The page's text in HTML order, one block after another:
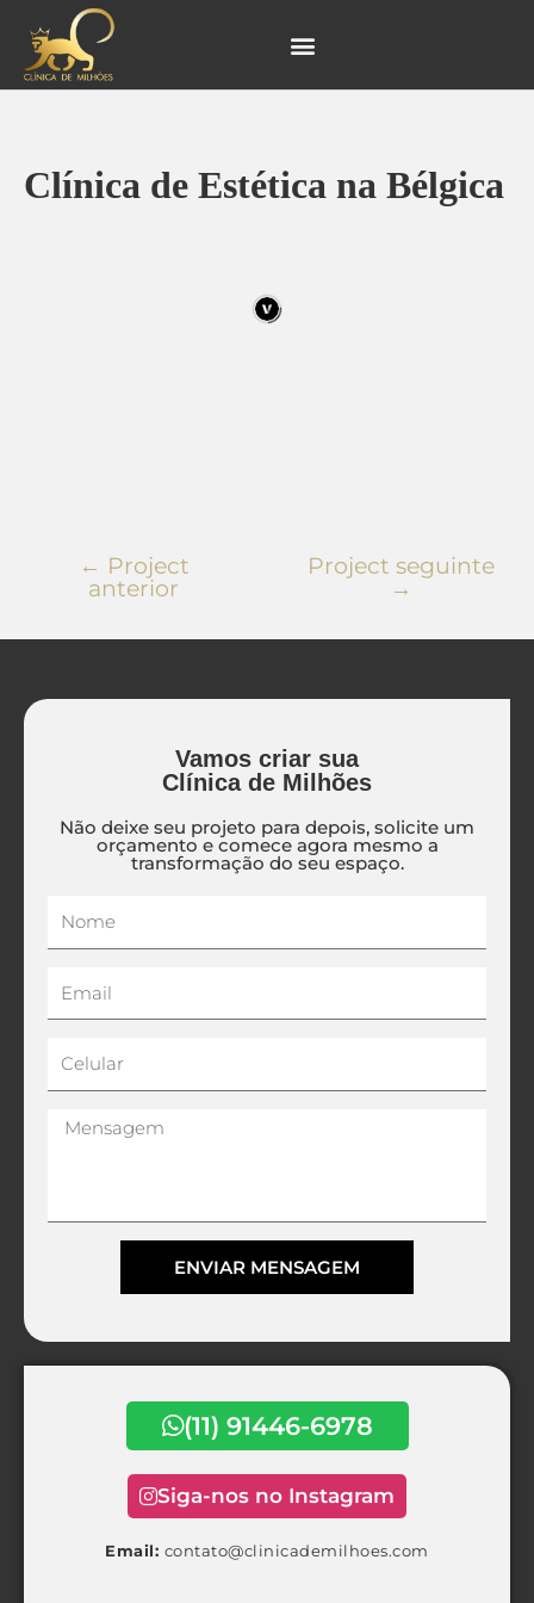
para
conteúdo
Clínica de Estética na Bélgica
Navegação
Post
← Project
anterior
Project seguinte
→
Vamos criar sua
Clínica de Milhões
Não deixe seu projeto para depois, solicite um
orçamento e comece agora mesmo a
transformação do seu espaço.
Mensagem
ENVIAR MENSAGEM
(11) 91446-6978
Siga-nos no Instagram
Email: contato@clinicademilhoes.com